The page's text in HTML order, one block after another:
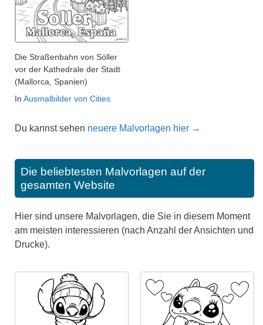
Die Straßenbahn von Sóller
vor der Kathedrale der Stadt
(Mallorca, Spanien)
In Ausmalbilder von Cities
Du kannst sehen neuere Malvorlagen hier →
Die beliebtesten Malvorlagen auf der
gesamten Website
Hier sind unsere Malvorlagen, die Sie in diesem Moment
am meisten interessieren (nach Anzahl der Ansichten und
Drucke).